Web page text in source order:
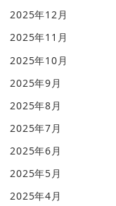
2025年12月
2025年11月
2025年10月
2025年9月
2025年8月
2025年7月
2025年6月
2025年5月
2025年4月